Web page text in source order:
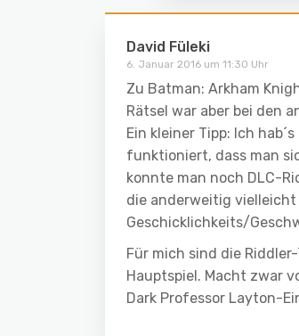
David Füleki
6. Januar 2016 um 11:30 Uhr
Zu Batman: Arkham
Rätsel war aber bei den
Ein kleiner Tipp: Ich
funktioniert, dass man
konnte man noch DLC-
die anderweitig vielleicht
Geschicklichkeits/
Für mich sind die
Hauptspiel. Macht zwar
Dark Professor Layton-